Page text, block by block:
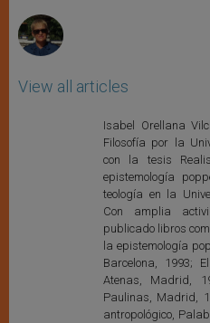
View all articles
Isabel Orellana
Filosofía por la
con la tesis
epistemología
teología en la
Con amplia
publicado libros
la epistemología
Barcelona, 1993;
Atenas, Madrid,
Paulinas, Madrid,
antropológico,